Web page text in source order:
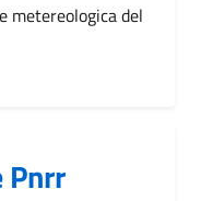
metereologica del